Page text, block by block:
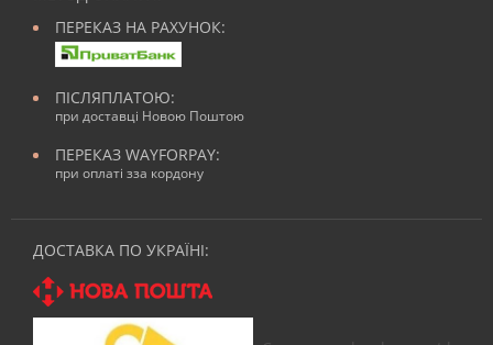
ПЕРЕКАЗ НА РАХУНОК:
ПІСЛЯПЛАТОЮ:
при доставці Новою Поштою
ПЕРЕКАЗ WAYFORPAY:
при оплаті зза кордону
ДОСТАВКА ПО УКРАЇНІ: